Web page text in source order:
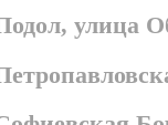
улица